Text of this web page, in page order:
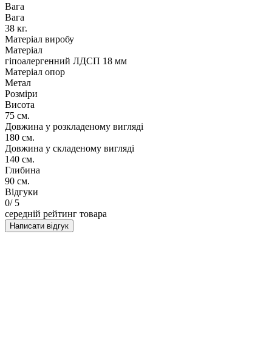
Вага
Вага
38 кг.
Матеріал виробу
Матеріал
гіпоалергенний ЛДСП 18 мм
Матеріал опор
Метал
Розміри
Висота
75 см.
Довжина у розкладеному вигляді
180 см.
Довжина у складеному вигляді
140 см.
Глибина
90 см.
Відгуки
0/ 5
середній рейтинг товара
Написати відгук